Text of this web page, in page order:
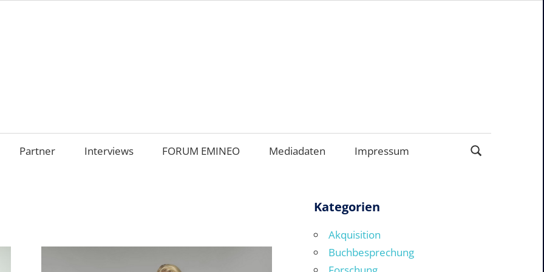
Partner Interviews FORUM EMINEO Mediadaten Impressum
Kategorien
Akquisition
Buchbesprechung